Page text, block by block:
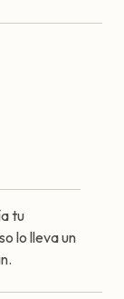
tu
lo lleva un